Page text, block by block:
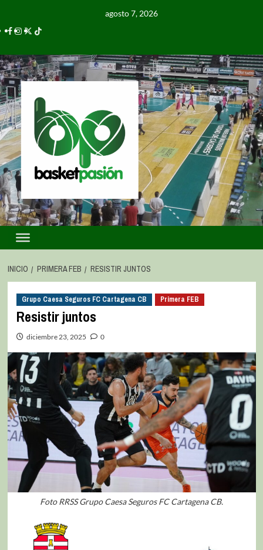
agosto 7, 2026
INICIO PRIMERA FEB RESISTIR JUNTOS
Grupo Caesa Seguros FC Cartagena CB Primera FEB
Resistir juntos
diciembre 23, 2025 0
Foto RRSS Grupo Caesa Seguros FC Cartagena CB.